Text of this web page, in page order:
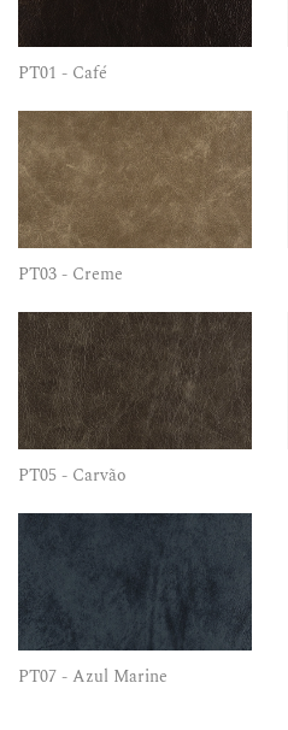
PT01 - Café
PT03 - Creme
PT05 - Carvão
PT07 - Azul Marine